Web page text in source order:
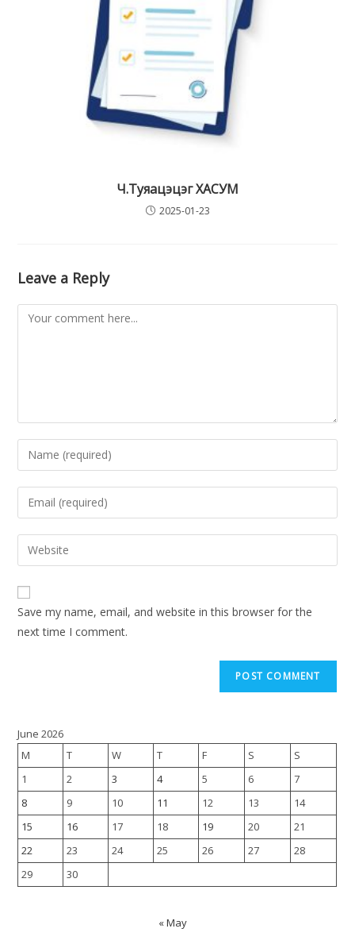
Ч.Туяацэцэг ХАСУМ
2025-01-23
Leave a Reply
Save my name, email, and website in this browser for the
next time I comment.
June 2026
M
T W T F S
S
1
2 3 4 5 6
7
8
9 10 11 12 13
14
15
16 17 18 19 20
21
22
23 24 25 26 27
28
29
30
« May